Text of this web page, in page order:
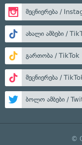
მეცნიერება /
ახალი ამბები /
გართობა / TikTok
მეცნიერება /
ბოლო ამბები /
©